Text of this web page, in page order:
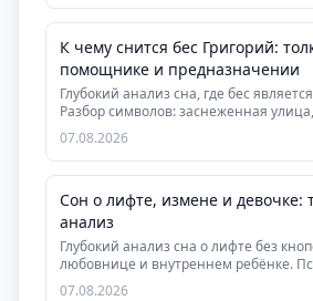
К чему снится бес Григорий:
помощнике и предназначении
Глубокий анализ сна, где бес
Разбор символов: заснеженная
07.08.2026
Сон о лифте, измене и девочке:
анализ
Глубокий анализ сна о лифте без
любовнице и внутреннем ребёнке.
дух...
07.08.2026